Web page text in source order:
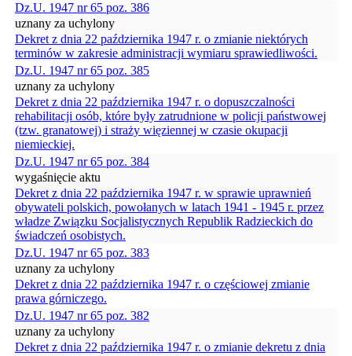
Dz.U. 1947 nr 65 poz. 386
uznany za uchylony
Dekret z dnia 22 października 1947 r. o zmianie niektórych
terminów w zakresie administracji wymiaru sprawiedliwości.
Dz.U. 1947 nr 65 poz. 385
uznany za uchylony
Dekret z dnia 22 października 1947 r. o dopuszczalności
rehabilitacji osób, które były zatrudnione w policji państwowej
(tzw. granatowej) i straży więziennej w czasie okupacji
niemieckiej.
Dz.U. 1947 nr 65 poz. 384
wygaśnięcie aktu
Dekret z dnia 22 października 1947 r. w sprawie uprawnień
obywateli polskich, powołanych w latach 1941 - 1945 r. przez
władze Związku Socjalistycznych Republik Radzieckich do
świadczeń osobistych.
Dz.U. 1947 nr 65 poz. 383
uznany za uchylony
Dekret z dnia 22 października 1947 r. o częściowej zmianie
prawa górniczego.
Dz.U. 1947 nr 65 poz. 382
uznany za uchylony
Dekret z dnia 22 października 1947 r. o zmianie dekretu z dnia